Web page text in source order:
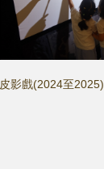
皮影戲(2024至2025)